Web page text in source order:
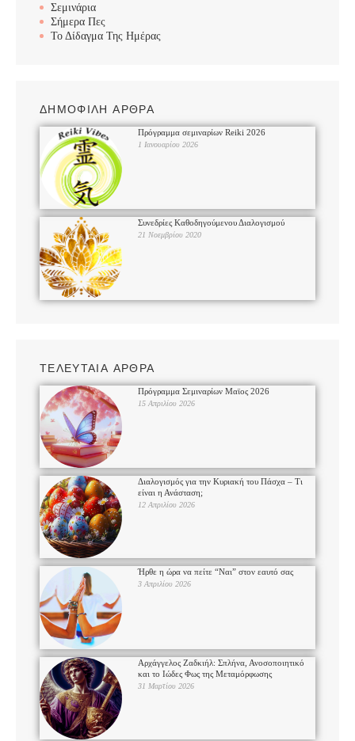
Σεμινάρια
Σήμερα Πες
Το Δίδαγμα Της Ημέρας
ΔΗΜΟΦΙΛΗ ΑΡΘΡΑ
Πρόγραμμα σεμιναρίων Reiki 2026
1 Ιανουαρίου 2026
Συνεδρίες Καθοδηγούμενου Διαλογισμού
21 Νοεμβρίου 2020
ΤΕΛΕΥΤΑΙΑ ΑΡΘΡΑ
Πρόγραμμα Σεμιναρίων Μαϊος 2026
15 Απριλίου 2026
Διαλογισμός για την Κυριακή του Πάσχα – Τι
είναι η Ανάσταση;
12 Απριλίου 2026
Ήρθε η ώρα να πείτε “Ναι” στον εαυτό σας
3 Απριλίου 2026
Αρχάγγελος Ζαδκιήλ: Σπλήνα, Ανοσοποιητικό
και το Ιώδες Φως της Μεταμόρφωσης
31 Μαρτίου 2026